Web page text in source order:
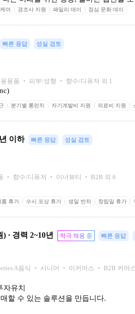
어 경조사 지원 패밀리 데이 점심 문화 데이
빠른 응답 성실 검토
용품 ‧ 피부/성형 ‧ 향수/디퓨저 외 1
분기별 롱런치 자기계발비 지원 의료비 지원
이하 빠른 응답 성실 검토
‧ 향수/디퓨저 ‧ 이너뷰티 ‧ B2B 외 6
름 휴가 수시 포상 휴가 생일 반차 창립일 휴가
· 경력 2~10년 적극 채용 중 빠른 응답
A음식 ‧ 시니어 ‧ 이커머스 ‧ B2B 커머
유치
할 수 있는 솔루션을 만듭니다.